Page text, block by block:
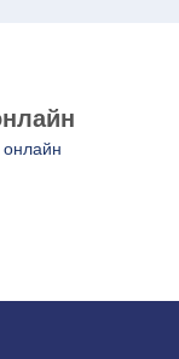
онлайн